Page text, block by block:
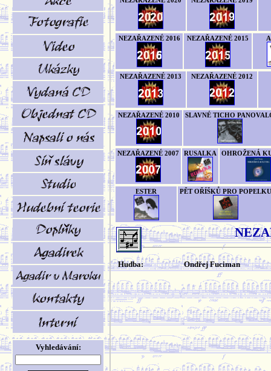
Vyhledávání:
NEZAŘAZENÉ 2016 NEZAŘAZENÉ 2015
NEZAŘAZENÉ 2013 NEZAŘAZENÉ 2012
NEZAŘAZENÉ 2010 SLAVNÉ TICHO
NEZAŘAZENÉ 2007 RUSALKA OHROŽENÁ
ESTER PĚT OŘÍŠKŮ PRO POPELKU
Hudba: Ondřej Fuciman